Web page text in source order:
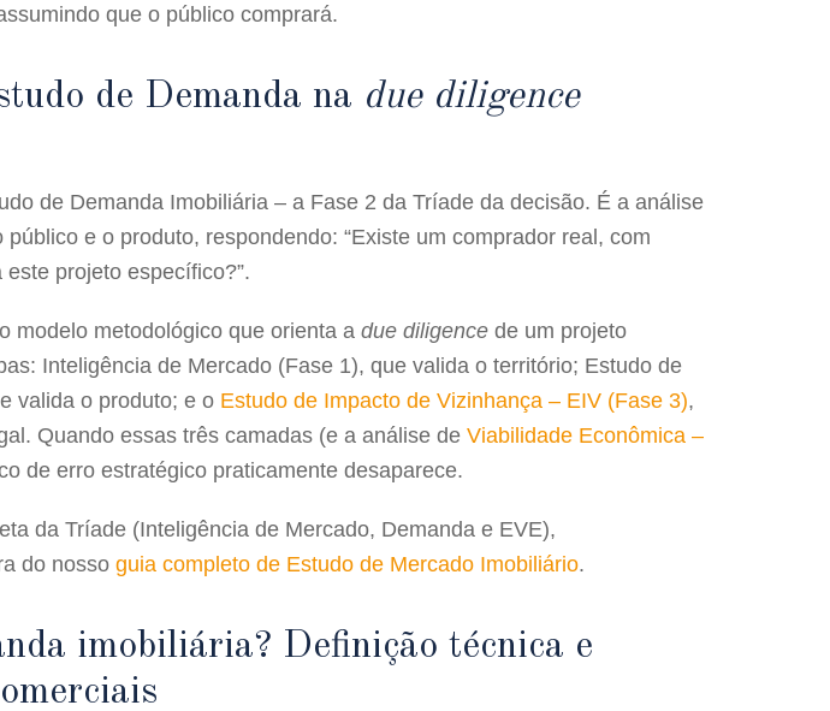
que o público comprará.
de Demanda na due diligence
de Demanda Imobiliária – a Fase 2 da Tríade da decisão. É a análise
e o produto, respondendo: “Existe um comprador real, com
projeto específico?”.
modelo metodológico que orienta a due diligence de um projeto
Inteligência de Mercado (Fase 1), que valida o território; Estudo de
valida o produto; e o Estudo de Impacto de Vizinhança – EIV (Fase 3),
Quando essas três camadas (e a análise de Viabilidade Econômica –
de erro estratégico praticamente desaparece.
da Tríade (Inteligência de Mercado, Demanda e EVE),
do nosso guia completo de Estudo de Mercado Imobiliário.
imobiliária? Definição técnica e